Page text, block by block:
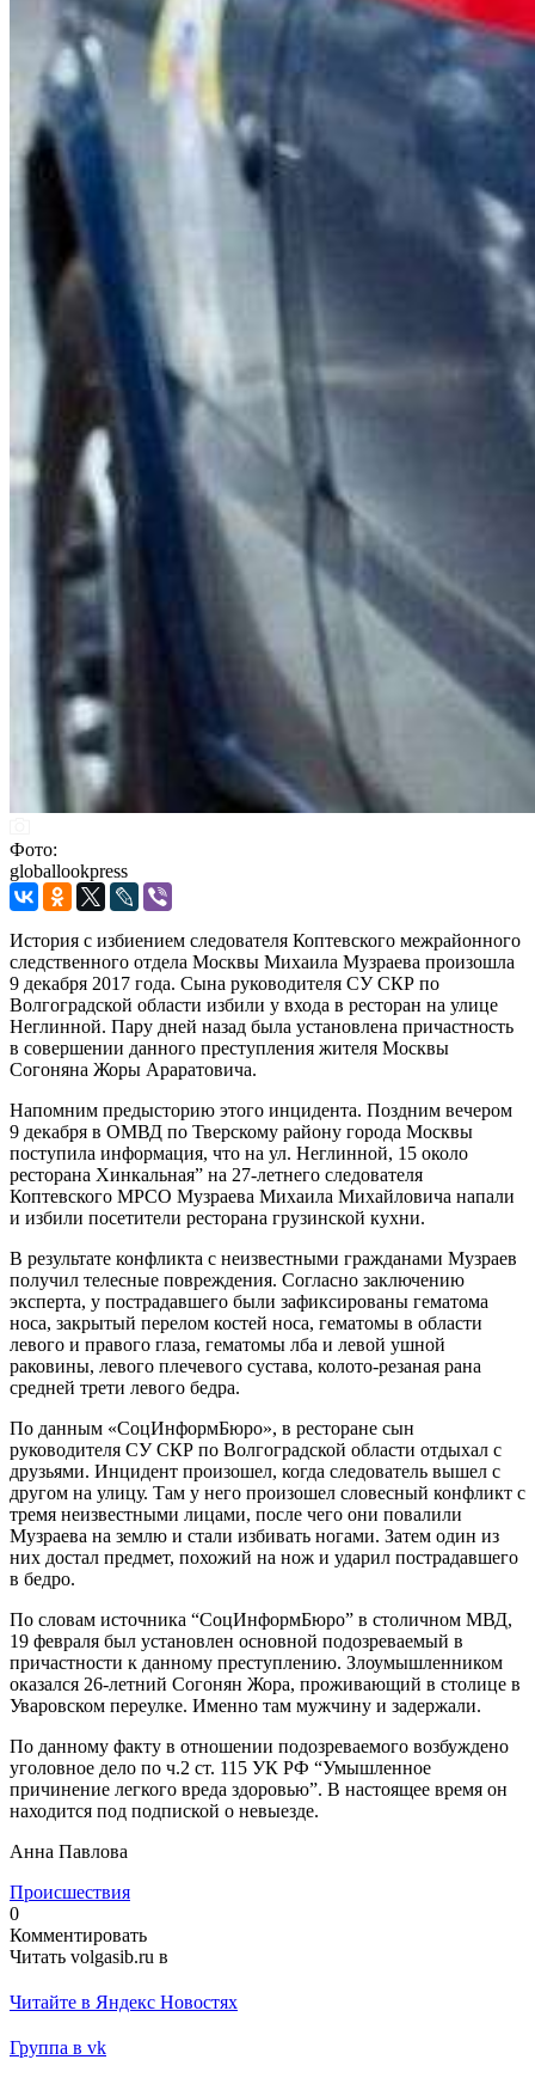
Фото:
globallookpress
История с избиением следователя Коптевского межрайонного
следственного отдела Москвы Михаила Музраева произошла
9 декабря 2017 года. Сына руководителя СУ СКР по
Волгоградской области избили у входа в ресторан на улице
Неглинной. Пару дней назад была установлена причастность
в совершении данного преступления жителя Москвы
Согоняна Жоры Араратовича.
Напомним предысторию этого инцидента. Поздним вечером
9 декабря в ОМВД по Тверскому району города Москвы
поступила информация, что на ул. Неглинной, 15 около
ресторана Хинкальная” на 27-летнего следователя
Коптевского МРСО Музраева Михаила Михайловича напали
и избили посетители ресторана грузинской кухни.
В результате конфликта с неизвестными гражданами Музраев
получил телесные повреждения. Согласно заключению
эксперта, у пострадавшего были зафиксированы гематома
носа, закрытый перелом костей носа, гематомы в области
левого и правого глаза, гематомы лба и левой ушной
раковины, левого плечевого сустава, колото-резаная рана
средней трети левого бедра.
По данным «СоцИнформБюро», в ресторане сын
руководителя СУ СКР по Волгоградской области отдыхал с
друзьями. Инцидент произошел, когда следователь вышел с
другом на улицу. Там у него произошел словесный конфликт с
тремя неизвестными лицами, после чего они повалили
Музраева на землю и стали избивать ногами. Затем один из
них достал предмет, похожий на нож и ударил пострадавшего
в бедро.
По словам источника “СоцИнформБюро” в столичном МВД,
19 февраля был установлен основной подозреваемый в
причастности к данному преступлению. Злоумышленником
оказался 26-летний Согонян Жора, проживающий в столице в
Уваровском переулке. Именно там мужчину и задержали.
По данному факту в отношении подозреваемого возбуждено
уголовное дело по ч.2 ст. 115 УК РФ “Умышленное
причинение легкого вреда здоровью”. В настоящее время он
находится под подпиской о невыезде.
Анна Павлова
Происшествия
0
Комментировать
Читать volgasib.ru в
Читайте в Яндекс Новостях
Группа в vk